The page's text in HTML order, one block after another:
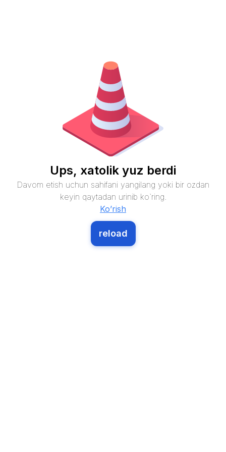
Ups, xatolik yuz berdi
Davom etish uchun sahifani yangilang yoki bir ozdan
keyin qaytadan urinib ko`ring.
Ko’rish
reload